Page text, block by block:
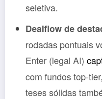
seletiva.
Dealflow de
rodadas pontuais
Enter (legal AI)
com fundos top-
teses sólidas